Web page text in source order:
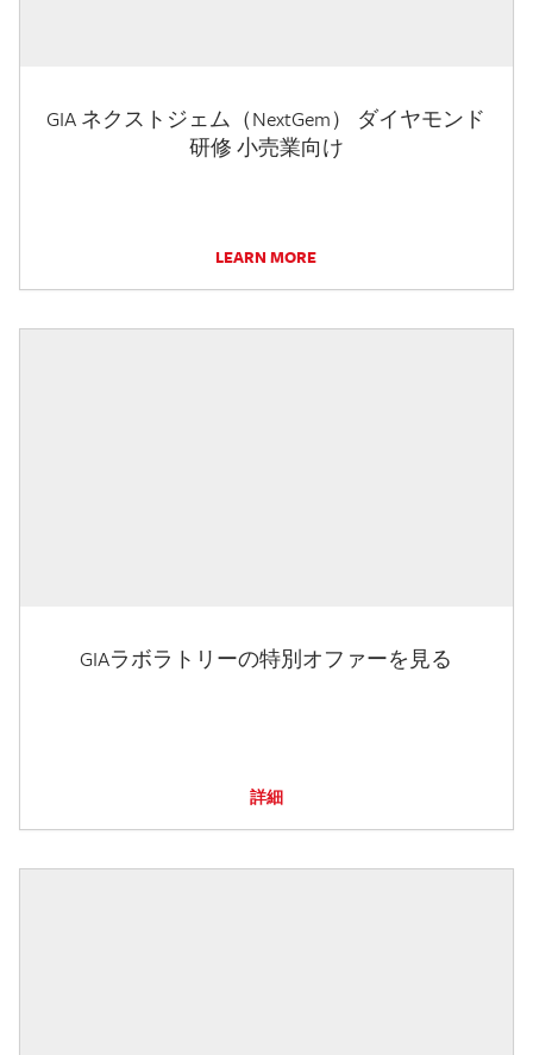
GIA ネクストジェム（NextGem） ダイヤモンド
研修 小売業向け
LEARN MORE
GIAラボラトリーの特別オファーを見る
詳細